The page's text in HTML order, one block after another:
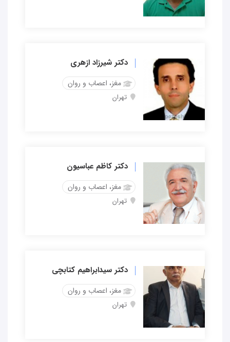
دکتر شیرزاد ازهری
مغز، اعصاب و روان
تهران
دکتر کاظم عباسیون
مغز، اعصاب و روان
تهران
دکتر سیدابراهیم کتابچی
مغز، اعصاب و روان
تهران